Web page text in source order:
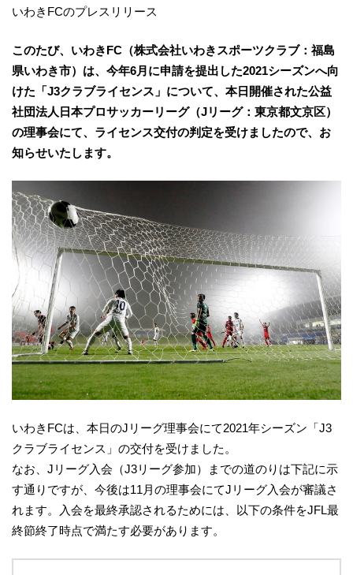
いわきFCのプレスリリース
このたび、いわきFC（株式会社いわきスポーツクラブ：福島
県いわき市）は、今年6月に申請を提出した2021シーズンへ向
けた「J3クラブライセンス」について、本日開催された公益
社団法人日本プロサッカーリーグ（Jリーグ：東京都文京区）
の理事会にて、ライセンス交付の判定を受けましたので、お
知らせいたします。
いわきFCは、本日のJリーグ理事会にて2021年シーズン「J3
クラブライセンス」の交付を受けました。
なお、Jリーグ入会（J3リーグ参加）までの道のりは下記に示
す通りですが、今後は11月の理事会にてJリーグ入会が審議さ
れます。入会を最終承認されるためには、以下の条件をJFL最
終節終了時点で満たす必要があります。